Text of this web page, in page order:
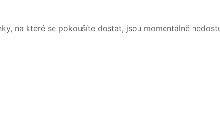
na které se pokoušíte dostat, jsou momentálně